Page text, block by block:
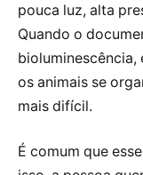
pouca luz, alta
Quando o
bioluminescência,
os animais se
mais difícil.
É comum que